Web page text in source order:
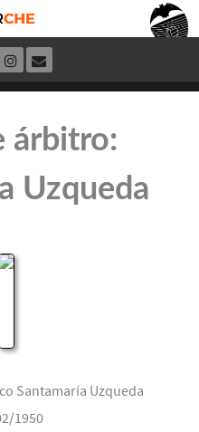
árbitro:
Uzqueda
Santamaría Uzqueda
1950